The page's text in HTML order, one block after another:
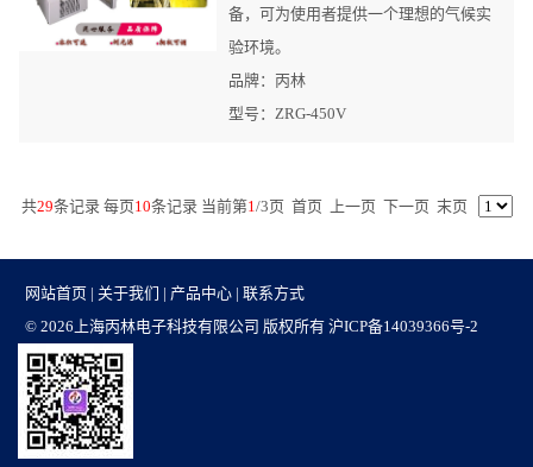
备，可为使用者提供一个理想的气候实
验环境。
品牌：丙林
型号：ZRG-450V
共29条记录 每页10条记录 当前第1/3页 首页 上一页 下一页 末页
网站首页 | 关于我们 | 产品中心 | 联系方式
© 2026上海丙林电子科技有限公司 版权所有 沪ICP备14039366号-2